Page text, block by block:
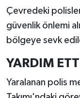
Çevredeki
güvenlik önlemi
bölgeye sevk
YARDIM
Yaralanan polis